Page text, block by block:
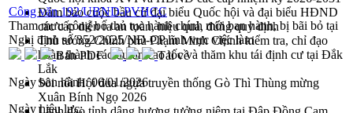
Đảm bảo cuộc bầu cử đại biểu Quốc hội và đại biểu HĐND
các cấp diễn ra an toàn, hiệu quả, đúng quy định
Thủ tướng Chính phủ Phạm Minh Chính kiểm tra, chỉ đạo
hoàn thành các dự án cao tốc và thăm khu tái định cư tại Đắk
Lắk
Sôi nổi Hội đua ngựa truyền thống Gò Thì Thùng mừng
Xuân Bính Ngọ 2026
Công văn 192/UBND-PVHCC
Tham mưu công bố thủ tục hành chính mới ban hành, bị bãi bỏ tại
Nghị định số 352/2025/NĐ-CP lĩnh vực việc làm
Bản PDF
Tải về
Ngày ban hành:06/01/2026
Ngày hiệu lực: